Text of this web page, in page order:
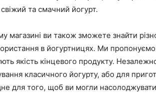
та смачний йогурт.
магазині ви також зможете знайти
в йогуртницях. Ми пропонуємо
якість кінцевого продукту.
класичного йогурту, або для
для того, щоб ви могли